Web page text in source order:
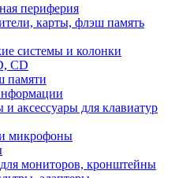
периферия
карты, флэш память
системы и колонки
CD
памяти
и аксессуары для клавиатур
микрофоны
мониторов, кронштейны